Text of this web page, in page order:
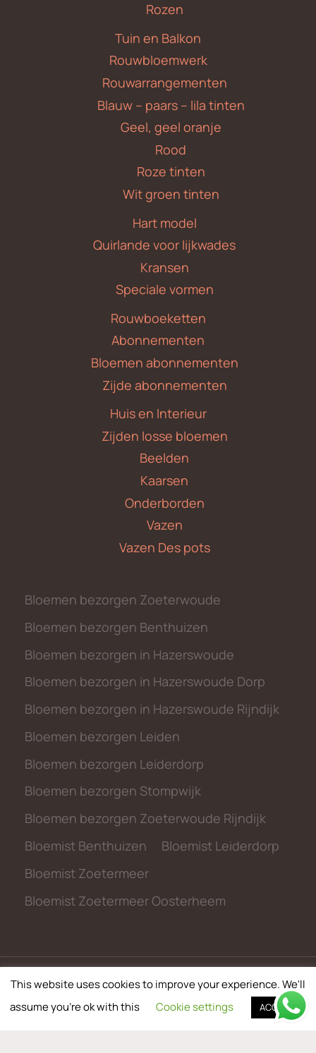
Rozen
Tuin en Balkon
Rouwbloemwerk
Rouwarrangementen
Blauw – paars – lila tinten
Geel, geel oranje
Rood
Roze tinten
Wit groen tinten
Hart model
Quirlande voor lijkwades
Kransen
Speciale vormen
Rouwboeketten
Abonnementen
Bloemen abonnementen
Zijde abonnementen
Huis en Interieur
Zijden losse bloemen
Beelden
Kaarsen
Onderborden
Vazen
Vazen Des pots
Bloemen bezorgen Zoeterwoude
Bloemen bezorgen Benthuizen
Bloemen bezorgen in Hazerswoude
Bloemen bezorgen in Hazerswoude Dorp
Bloemen bezorgen in Hazerswoude Rijndijk
Bloemen bezorgen Leiden
Bloemen bezorgen Leiderdorp
Bloemen bezorgen Stompwijk
Bloemen bezorgen Zoeterwoude Rijndijk
Bloemist Benthuizen
Bloemist Leiderdorp
Bloemist Zoetermeer
Bloemist Zoetermeer Oosterheem
© 2026 metbloemen.nl
This website uses cookies to improve your experience. We'll
assume you're ok with this
Cookie settings ACCEPT